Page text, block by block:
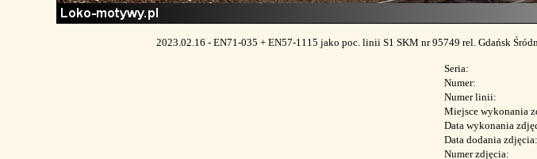
2023.02.16 - EN71-035 + EN57-1115 jako poc. linii S1 SKM nr 95749 rel. Gdańsk
Seria:
Numer:
Numer linii:
Miejsce wykonania
Data wykonania
Data dodania zdjęcia:
Numer zdjęcia: